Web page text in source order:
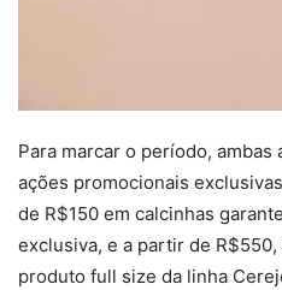
Para marcar o período, ambas
ações promocionais
de R$150 em calcinhas
exclusiva, e a partir de
produto full size da linha